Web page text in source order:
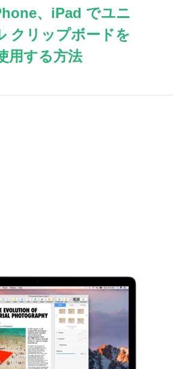
、iPad でユニ
クリップボードを
用する方法